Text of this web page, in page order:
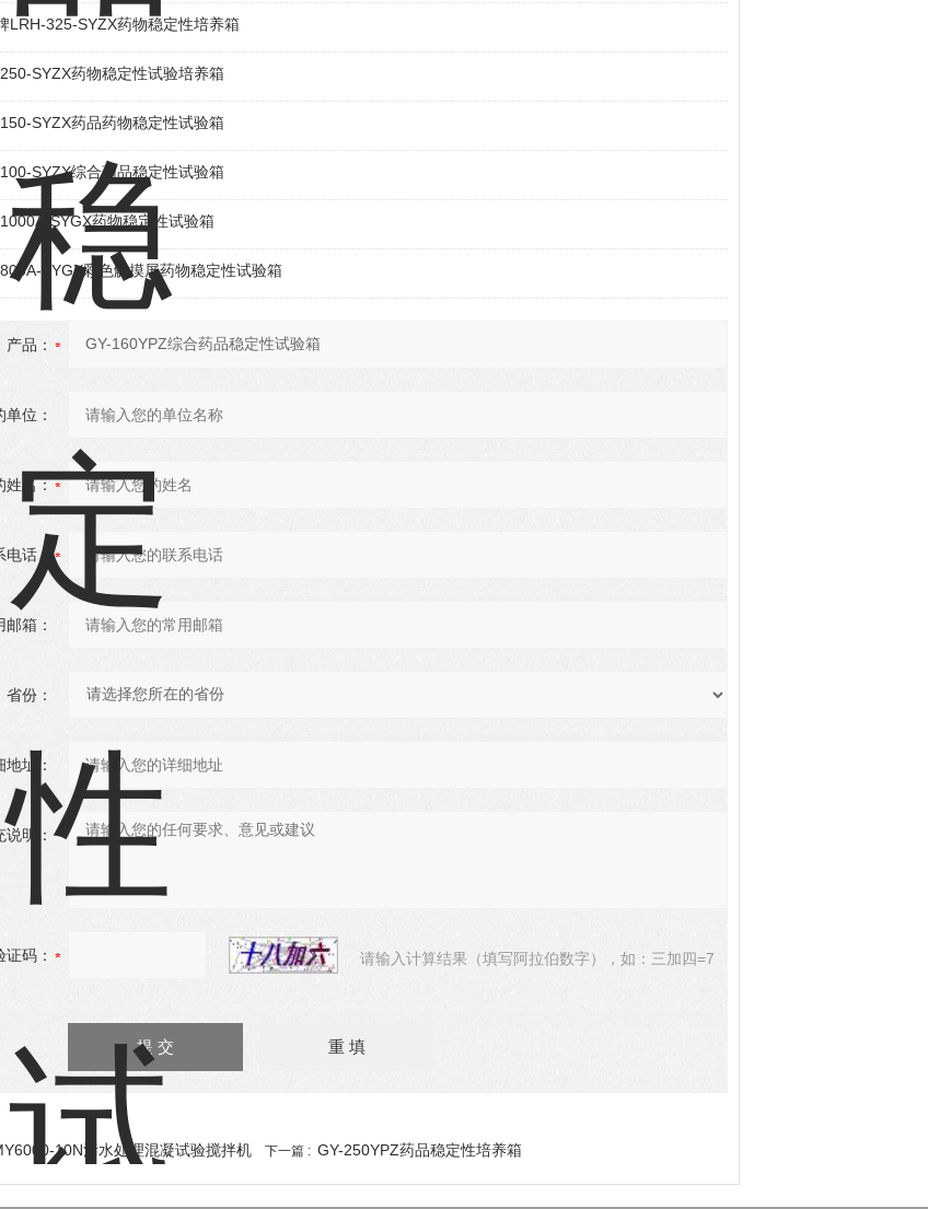
LRH-325-SYZX药物稳定性培养箱
SYZX药物稳定性试验培养箱
SYZX药品药物稳定性试验箱
SYZX综合药品稳定性试验箱
SYGX药物稳定性试验箱
SYGX彩色触摸屏药物稳定性试验箱
产品：
单位：
姓名：
话：
邮箱：
省份：
地址：
说明：
证码： 请输入计算结果（填写阿拉伯数字），如：三加四=7
10N污水处理混凝试验搅拌机 下一篇 : GY-250YPZ药品稳定性培养箱